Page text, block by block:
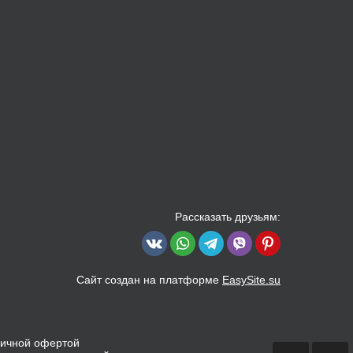
Рассказать друзьям:
Сайт создан на платформе EasySite.su
офертой